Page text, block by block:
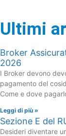
Ultimi
Broker
2026
I Broker devono
pagamento del
Come e dove
Leggi di più »
Sezione E del
Desideri diventare